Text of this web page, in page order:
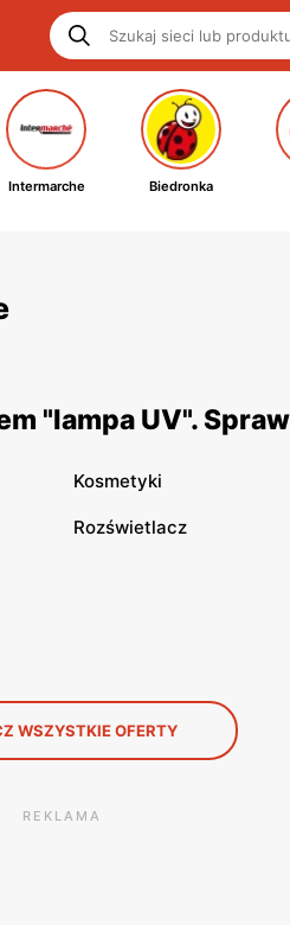
Intermarche Biedronka
"lampa UV".
Kosmetyki
Rozświetlacz
WSZYSTKIE OFERTY
REKLAMA